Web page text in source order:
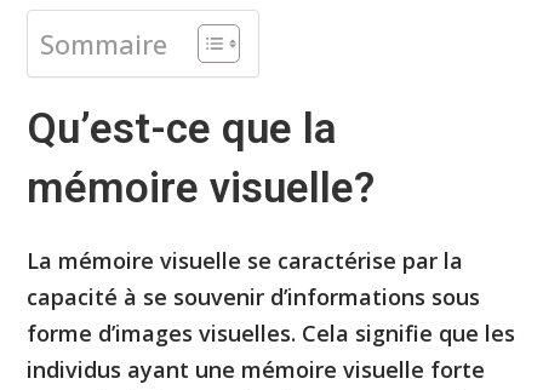
Sommaire
Qu’est-ce que la
mémoire visuelle?
La mémoire visuelle se caractérise par la
capacité à se souvenir d’informations sous
forme d’images visuelles. Cela signifie que les
individus ayant une mémoire visuelle forte